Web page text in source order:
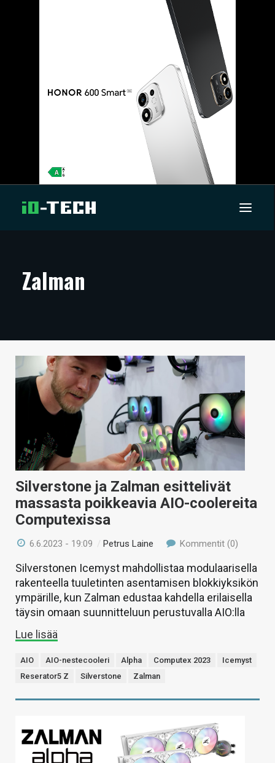
ARTIKKELIT
TECHBBS
TIETOA
HINTA.FI
VAIHDA TEEMA
HAKU
Zalman
Silverstone ja Zalman esittelivät
massasta poikkeavia AIO-coolereita
Computexissa
6.6.2023 - 19:09 /Petrus Laine Kommentit (0)
Silverstonen Icemyst mahdollistaa modulaarisella
rakenteella tuuletinten asentamisen blokkiyksikön
ympärille, kun Zalman edustaa kahdella erilaisella
täysin omaan suunnitteluun perustuvalla AIO:lla
Lue lisää
AIO AIO-nestecooleri Alpha Computex 2023
Icemyst
Reserator5 Z
Silverstone Zalman